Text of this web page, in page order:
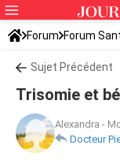
Forum Forum
Sujet Précédent
Trisomie et
Alexandra -
Docteur